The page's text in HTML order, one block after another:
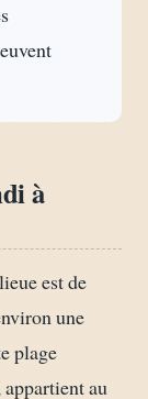
à
est de
une
plage
au